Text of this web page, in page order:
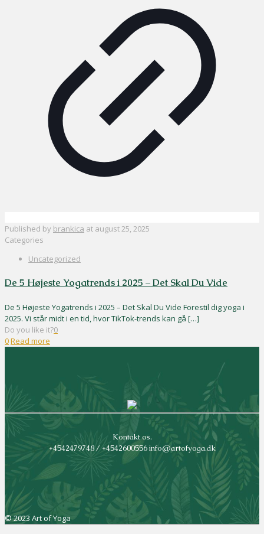
Published by brankica at august 25, 2025
Categories
Uncategorized
De 5 Højeste Yogatrends i 2025 – Det Skal Du Vide
De 5 Højeste Yogatrends i 2025 – Det Skal Du Vide Forestil dig yoga i
2025. Vi står midt i en tid, hvor TikTok-trends kan gå […]
Do you like it?0
0Read more
Kontakt os.
+4542479748 / +4542600556 info@artofyoga.dk
© 2023 Art of Yoga